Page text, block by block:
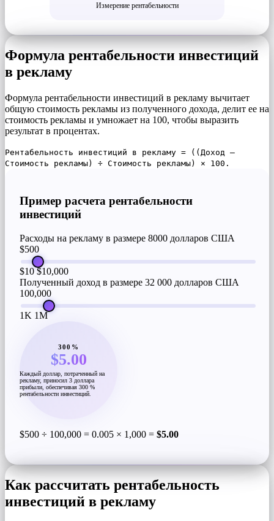
Измерение рентабельности
Формула рентабельности инвестиций
в рекламу
Формула рентабельности инвестиций в рекламу вычитает
общую стоимость рекламы из полученного дохода, делит ее на
стоимость рекламы и умножает на 100, чтобы выразить
результат в процентах.
Рентабельность инвестиций в рекламу = ((Доход –
Стоимость рекламы) ÷ Стоимость рекламы) × 100.
Пример расчета рентабельности
инвестиций
Расходы на рекламу в размере 8000 долларов США
$500
$10 $10,000
Полученный доход в размере 32 000 долларов США
100,000
1K 1M
300%
$5.00
Каждый доллар, потраченный на
рекламу, приносил 3 доллара
прибыли, обеспечивая 300 %
рентабельности инвестиций.
$500 ÷ 100,000 = 0.005 × 1,000 = $5.00
Как рассчитать рентабельность
инвестиций в рекламу